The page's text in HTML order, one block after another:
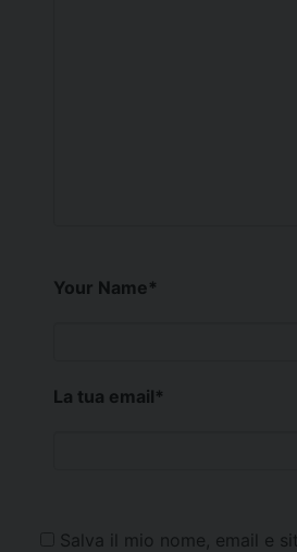
Your Name*
La tua email*
Salva il mio nome, email e